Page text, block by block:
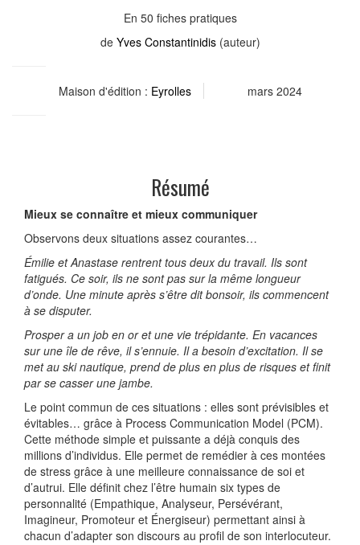
En 50 fiches pratiques
de Yves Constantinidis(auteur)
Maison d'édition : Eyrolles mars 2024
Résumé
Mieux se connaître et mieux communiquer
Observons deux situations assez courantes…
Émilie et Anastase rentrent tous deux du travail. Ils sont
fatigués. Ce soir, ils ne sont pas sur la même longueur
d’onde. Une minute après s’être dit bonsoir, ils commencent
à se disputer.
Prosper a un job en or et une vie trépidante. En vacances
sur une île de rêve, il s’ennuie. Il a besoin d’excitation. Il se
met au ski nautique, prend de plus en plus de risques et finit
par se casser une jambe.
Le point commun de ces situations : elles sont prévisibles et
évitables… grâce à Process Communication Model (PCM).
Cette méthode simple et puissante a déjà conquis des
millions d’individus. Elle permet de remédier à ces montées
de stress grâce à une meilleure connaissance de soi et
d’autrui. Elle définit chez l’être humain six types de
personnalité (Empathique, Analyseur, Persévérant,
Imagineur, Promoteur et Énergiseur) permettant ainsi à
chacun d’adapter son discours au profil de son interlocuteur.